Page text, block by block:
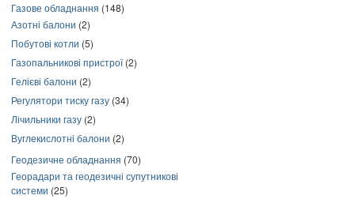
Газове обладнання (148)
Азотні балони (2)
Побутові котли (5)
Газопальникові пристрої(2)
Гелієві балони (2)
Регулятори тиску газу (34)
Лічильники газу (2)
Вуглекислотні балони (2)
Геодезичне обладнання (70)
Георадари та геодезичні супутникові
системи (25)